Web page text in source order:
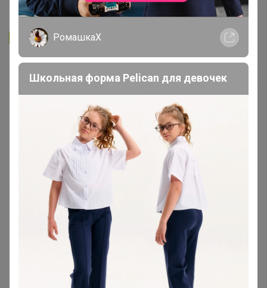
Запомнить Забыли пароль?
Войти
Регистрация
Войти с помощью других сервисов
РомашкаХ
Школьная форма Pelican для девочек